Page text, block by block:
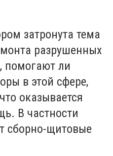
затронута тема
разрушенных
помогают ли
в этой сфере,
оказывается
В частности
сборно-щитовые